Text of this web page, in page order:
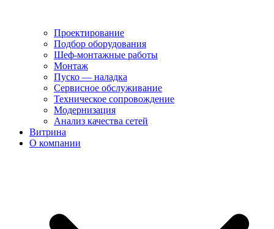
Проектирование
Подбор оборудования
Шеф-монтажные работы
Монтаж
Пуско — наладка
Сервисное обслуживание
Техническое сопровождение
Модернизация
Анализ качества сетей
Витрина
О компании